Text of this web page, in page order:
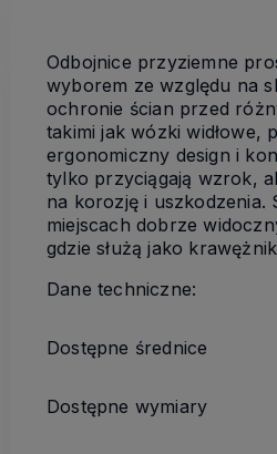
Odbojnice przyziemne
wyborem ze względu na
ochronie ścian przed
takimi jak wózki widłowe,
ergonomiczny design i
tylko przyciągają wzrok,
na korozję i uszkodzenia.
miejscach dobrze
gdzie służą jako
Dane techniczne:
Dostępne średnice
Dostępne wymiary